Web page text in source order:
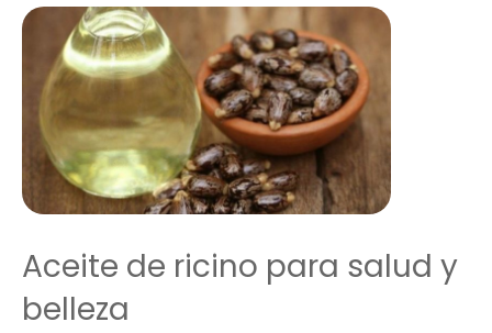
Aceite de ricino para salud y
belleza